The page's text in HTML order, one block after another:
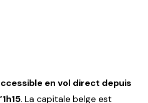
en vol direct depuis
. La capitale belge est